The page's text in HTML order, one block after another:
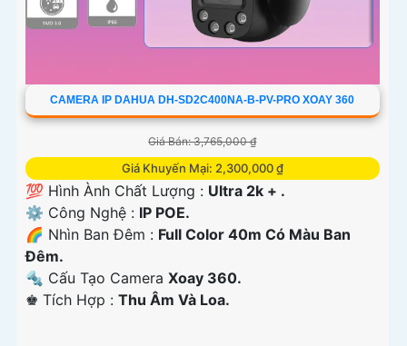
CAMERA IP DAHUA DH-SD2C400NA-B-PV-PRO XOAY 360
Giá Bán: 3,765,000 ₫
Giá Khuyến Mại: 2,300,000 ₫
💯 Hình Ành Chất Lượng : Ultra 2k + .
⚙ Công Nghệ : IP POE.
🌈 Nhìn Ban Đêm : Full Color 40m Có Màu Ban
Ðêm.
🔩 Cấu Tạo Camera Xoay 360.
️♚ Tích Hợp : Thu Âm Và Loa.